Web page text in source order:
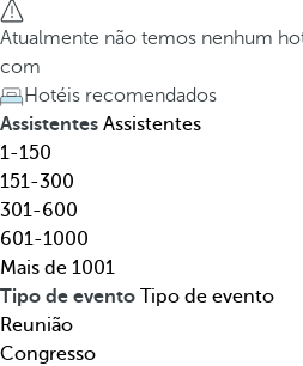
o
t
e
l
,
d
e
s
t
i
n
o
,
t
h
e
d
o
w
n
a
r
r
o
w
k
Atualmente não temos nenhum
com
Hotéis recomendados
Assistentes Assistentes
1-150
151-300
301-600
601-1000
Mais de 1001
Tipo de evento Tipo de evento
Reunião
Congresso